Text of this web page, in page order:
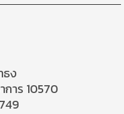
ธง
การ 10570